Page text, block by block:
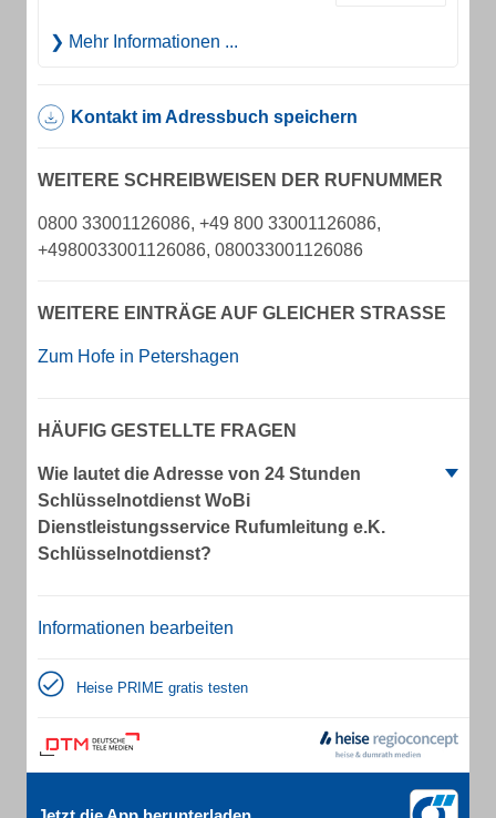
Mehr Informationen ...
Kontakt im Adressbuch speichern
WEITERE SCHREIBWEISEN DER RUFNUMMER
0800 33001126086, +49 800 33001126086,
+4980033001126086, 080033001126086
WEITERE EINTRÄGE AUF GLEICHER STRASSE
Zum Hofe in Petershagen
HÄUFIG GESTELLTE FRAGEN
Wie lautet die Adresse von 24 Stunden
Schlüsselnotdienst WoBi
Dienstleistungsservice Rufumleitung e.K.
Schlüsselnotdienst?
Informationen bearbeiten
Heise PRIME gratis testen